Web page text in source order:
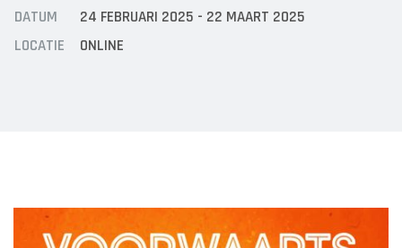
DATUM
24 FEBRUARI 2025 - 22 MAART 2025
LOCATIE
ONLINE